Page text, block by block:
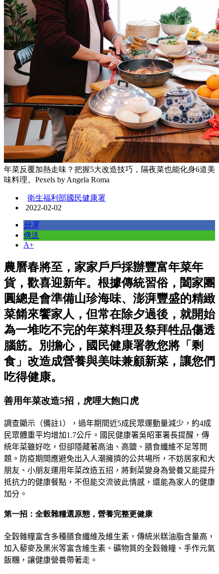
年菜反覆加熱走味？把握5大改造技巧，隔夜菜也能化身6道美
味料理。Pexels by Angela Roma
衛生福利部國民健康署
2022-02-02
分享
傳送
A+
農曆春將至，家家戶戶採辦豐富年菜年
貨，歡喜迎新年。根據傳統習俗，闔家團
圓總是會準備山珍海味、澎湃豐盛的精緻
菜餚來饗家人，但常在除夕過後，就開始
為一堆吃不完的年菜料理及祭拜牲品傷透
腦筋。別擔心，國民健康署教您將「剩
食」改造成營養與美味兼顧新菜，讓您們
吃得健康。
善用年菜改造5招，虎哩大飽口虎
調查顯示（備註1） ，過年期間近5成民眾運動量減少，約4成
民眾體重平均增加1.7公斤。國民健康署吳昭軍署長提醒，傳
統年菜雖好吃，但卻隱藏著高油、高鹽、膳食纖維不足等問
題 。 防疫期間應避免出入人潮擁擠的公共場所，不妨居家和大
朋友、小朋友運用年菜改造五招，將剩菜變身為營養又能提升
抵抗力的健康餐點 ， 不但能交流彼此情感，還能為家人的健康
加分 。
第一招：全榖雜糧選原態，營養完整更健康
全穀雜糧富含多種膳食纖維及維生素，傳統米糕油脂含量高 ，
加入藜麥及黑米等富含維生素、礦物質的全穀雜糧 、 手作元氣
飯糰，讓健康營養帶著走 。